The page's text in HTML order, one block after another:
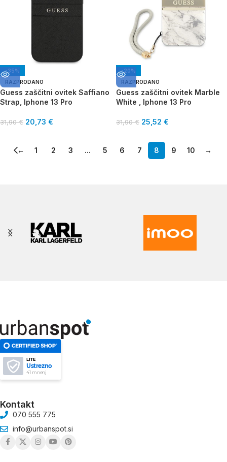
-35%
RAZPRODANO
Guess zaščitni ovitek Saffiano
Strap, Iphone 13 Pro
31,90€ 20,73 €
-20%
RAZPRODANO
Guess zaščitni ovitek Marble
White , Iphone 13 Pro
31,90€ 25,52 €
← 1 2 3 ... 5 6 7 8 9 10 →
LITE
Ustrezno
41 mnenj
Kontakt
070 555 775
info@urbanspot.si